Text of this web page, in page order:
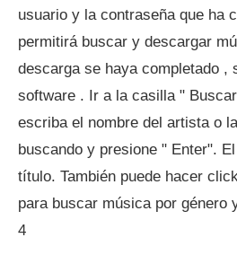
usuario y la contraseña que ha
permitirá buscar y descargar
descarga se haya completado ,
software . Ir a la casilla "
escriba el nombre del artista o
buscando y presione " Enter".
título. También puede hacer
para buscar música por género
4